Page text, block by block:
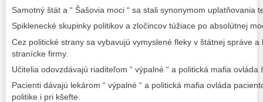
Samotný štát a “ Šašovia moci “ sa stali synonymom uplatňovania
Spiklenecké skupinky politikov a zločincov túžiace po absolútnej
Cez politické strany sa vybavujú vymyslené fleky v štátnej správe
stranícke firmy.
Učitelia odovzdávajú riaditeľom “ výpalné “ a politická mafia
Pacienti dávajú lekárom “ výpalné “ a politická mafia ovláda
politike i pri kšefte.